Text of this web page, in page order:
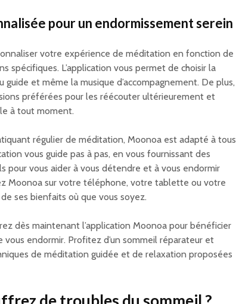
pour un endormissement serein
votre expérience de méditation en fonction de
spécifiques. L’application vous permet de choisir la
et même la musique d’accompagnement. De plus,
préférées pour les réécouter ultérieurement et
à tout moment.
régulier de méditation, Moonoa est adapté à tous
vous guide pas à pas, en vous fournissant des
pour vous aider à vous détendre et à vous endormir
Moonoa sur votre téléphone, votre tablette ou votre
ses bienfaits où que vous soyez.
dès maintenant l’application Moonoa pour bénéficier
endormir. Profitez d’un sommeil réparateur et
de méditation guidée et de relaxation proposées